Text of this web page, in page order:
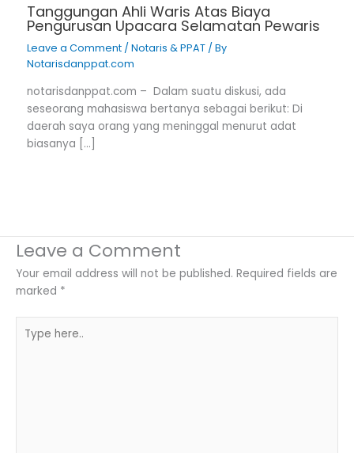
Tanggungan Ahli Waris Atas Biaya
Pengurusan Upacara Selamatan Pewaris
Leave a Comment /Notaris & PPAT / By
Notarisdanppat.com
notarisdanppat.com – Dalam suatu diskusi, ada
seseorang mahasiswa bertanya sebagai berikut: Di
daerah saya orang yang meninggal menurut adat
biasanya […]
Leave a Comment
Your email address will not be published. Required fields are
marked *
here..